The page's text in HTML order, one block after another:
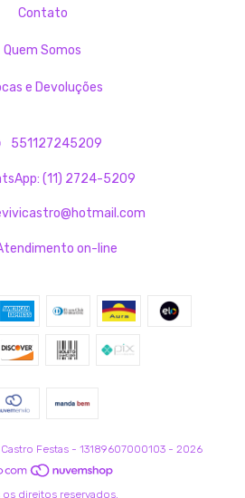
Contato
Quem Somos
e Devoluções
551127245209
(11) 2724-5209
on-line
Festas - 13189607000103 - 2026
direitos reservados.